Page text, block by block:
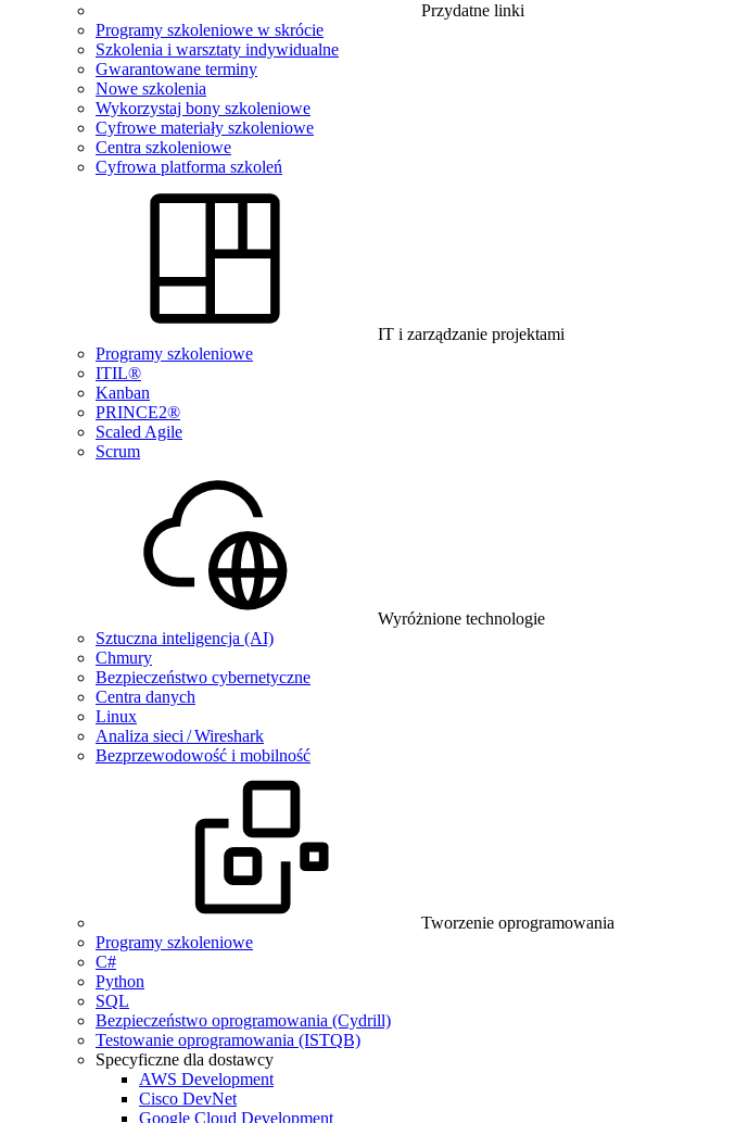
Przydatne linki
Programy szkoleniowe w skrócie
Szkolenia i warsztaty indywidualne
Gwarantowane terminy
Nowe szkolenia
Wykorzystaj bony szkoleniowe
Cyfrowe materiały szkoleniowe
Centra szkoleniowe
Cyfrowa platforma szkoleń
IT i zarządzanie projektami
Programy szkoleniowe
ITIL®
Kanban
PRINCE2®
Scaled Agile
Scrum
Wyróżnione technologie
Sztuczna inteligencja (AI)
Chmury
Bezpieczeństwo cybernetyczne
Centra danych
Linux
Analiza sieci / Wireshark
Bezprzewodowość i mobilność
Tworzenie oprogramowania
Programy szkoleniowe
C#
Python
SQL
Bezpieczeństwo oprogramowania (Cydrill)
Testowanie oprogramowania (ISTQB)
Specyficzne dla dostawcy
AWS Development
Cisco DevNet
Google Cloud Development